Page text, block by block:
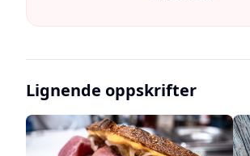
Lignende oppskrifter